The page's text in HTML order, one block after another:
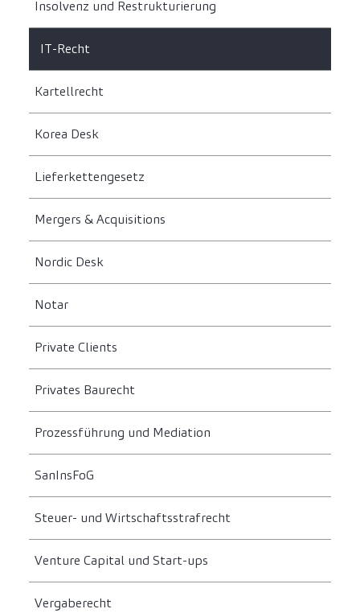
Insolvenz und Restrukturierung
IT-Recht
Kartellrecht
Korea Desk
Lieferkettengesetz
Mergers & Acquisitions
Nordic Desk
Notar
Private Clients
Privates Baurecht
Prozessführung und Mediation
SanInsFoG
Steuer- und Wirtschaftsstrafrecht
Venture Capital und Start-ups
Vergaberecht